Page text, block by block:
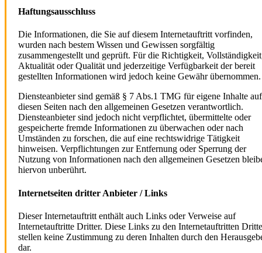
Haftungsausschluss
Die Informationen, die Sie auf diesem Internetauftritt vorfinden,
wurden nach bestem Wissen und Gewissen sorgfältig
zusammengestellt und geprüft. Für die Richtigkeit,
Aktualität oder Qualität und jederzeitige Verfügbarkeit der bereit
gestellten Informationen wird jedoch keine Gewähr übernommen.
Diensteanbieter sind gemäß § 7 Abs.1 TMG für eigene Inhalte auf
diesen Seiten nach den allgemeinen Gesetzen verantwortlich.
Diensteanbieter sind jedoch nicht verpflichtet, übermittelte oder
gespeicherte fremde Informationen zu überwachen oder nach
Umständen zu forschen, die auf eine rechtswidrige Tätigkeit
hinweisen. Verpflichtungen zur Entfernung oder Sperrung der
Nutzung von Informationen nach den allgemeinen Gesetzen
hiervon unberührt.
Internetseiten dritter Anbieter / Links
Dieser Internetauftritt enthält auch Links oder Verweise auf
Internetauftritte Dritter. Diese Links zu den Internetauftritten
stellen keine Zustimmung zu deren Inhalten durch den
dar.